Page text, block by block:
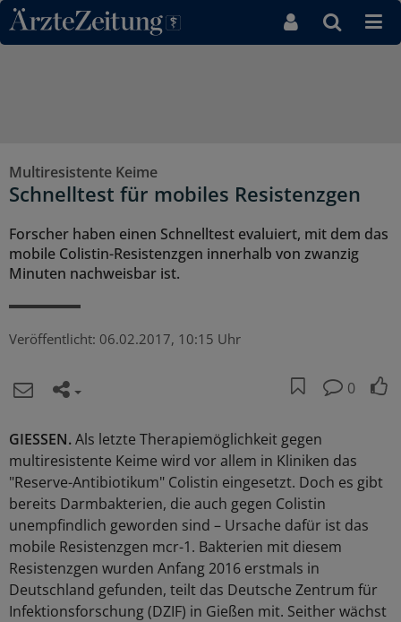
Direkt zum Inhaltsbereich
Multiresistente Keime
Schnelltest für mobiles Resistenzgen
Forscher haben einen Schnelltest evaluiert, mit dem das
mobile Colistin-Resistenzgen innerhalb von zwanzig
Minuten nachweisbar ist.
Veröffentlicht: 06.02.2017, 10:15 Uhr
0
GIESSEN.Als letzte Therapiemöglichkeit gegen
multiresistente Keime wird vor allem in Kliniken das
"Reserve-Antibiotikum" Colistin eingesetzt. Doch es gibt
bereits Darmbakterien, die auch gegen Colistin
unempfindlich geworden sind – Ursache dafür ist das
mobile Resistenzgen mcr-1. Bakterien mit diesem
Resistenzgen wurden Anfang 2016 erstmals in
Deutschland gefunden, teilt das Deutsche Zentrum für
Infektionsforschung (DZIF) in Gießen mit. Seither wächst